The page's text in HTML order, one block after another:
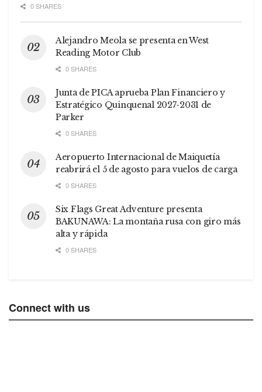
0 SHARES
Alejandro Meola se presenta en West
Reading Motor Club
0 SHARES
Junta de PICA aprueba Plan Financiero y
Estratégico Quinquenal 2027-2031 de
Parker
0 SHARES
Aeropuerto Internacional de Maiquetía
reabrirá el 5 de agosto para vuelos de carga
0 SHARES
Six Flags Great Adventure presenta
BAKUNAWA: La montaña rusa con giro más
alta y rápida
0 SHARES
Connect with us